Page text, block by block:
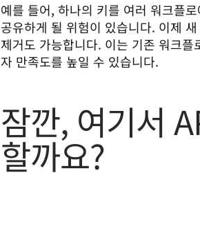
예를 들어, 하나의 키를 여러 워크플
공유하게 될 위험이 있습니다. 이제
제거도 가능합니다. 이는 기존 워크
잠깐, 여기서
할까요?